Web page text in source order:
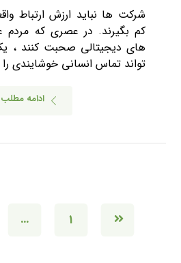
شرکت ها نباید ارزش ارتباط
کم بگیرند. در عصری که مردم
های دیجیتالی صحبت کنند ،
تواند تماس انسانی خوشایندی
ادامه مطلب
۱ …